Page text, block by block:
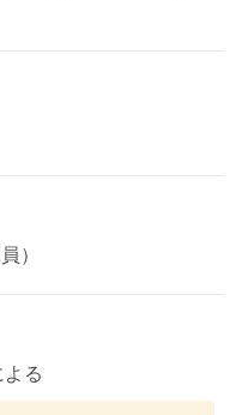
）
る